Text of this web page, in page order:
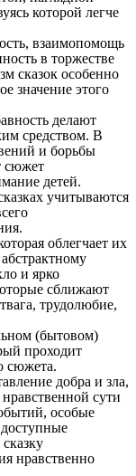
которой легче
взаимопомощь
в торжестве
сказок особенно
значение этого
делают
средством. В
и борьбы
сюжет
детей.
учитываются
облегчает их
и ярко
сближают
трудолюбие,
(бытовом)
проходит
сюжета.
добра и зла,
сути
особые
нравственно